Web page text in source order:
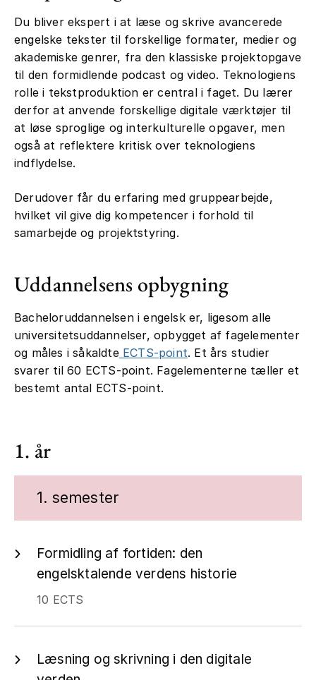
Du bliver ekspert i at læse og skrive avancerede
engelske tekster til forskellige formater, medier og
akademiske genrer, fra den klassiske projektopgave
til den formidlende podcast og video. Teknologiens
rolle i tekstproduktion er central i faget. Du lærer
derfor at anvende forskellige digitale værktøjer til
at løse sproglige og interkulturelle opgaver, men
også at reflektere kritisk over teknologiens
indflydelse.
Derudover får du erfaring med gruppearbejde,
hvilket vil give dig kompetencer i forhold til
samarbejde og projektstyring.
Uddannelsens opbygning
Bacheloruddannelsen i engelsk er, ligesom alle
universitetsuddannelser, opbygget af fagelementer
og måles i såkaldteECTS-point. Et års studier
svarer til 60 ECTS-point. Fagelementerne tæller et
bestemt antal ECTS-point.
1. år
1. semester
Formidling af fortiden: den
engelsktalende verdens historie
10 ECTS
Læsning og skrivning i den digitale